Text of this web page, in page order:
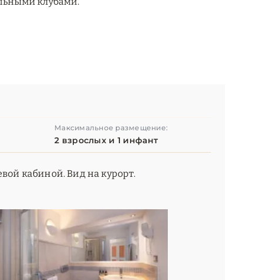
Максимальное размещение:
2 взрослых и 1 инфант
кабиной. Вид на курорт.